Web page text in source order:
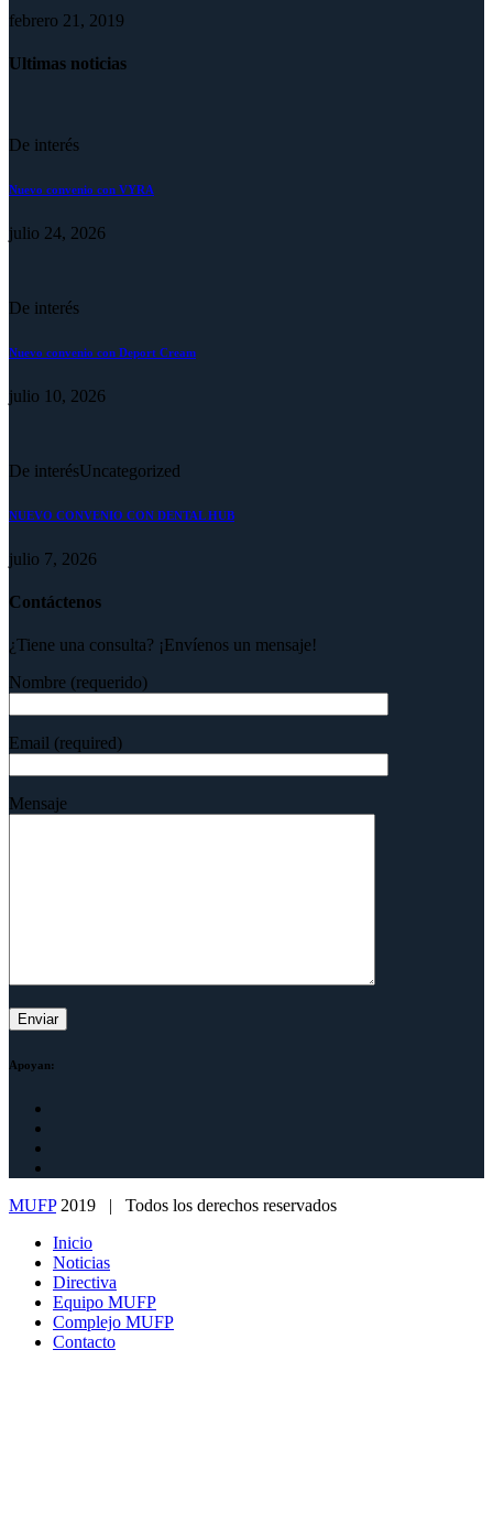
febrero 21, 2019
Ultimas noticias
De interés
Nuevo convenio con VYRA
julio 24, 2026
De interés
Nuevo convenio con Deport Cream
julio 10, 2026
De interésUncategorized
NUEVO CONVENIO CON DENTAL HUB
julio 7, 2026
Contáctenos
¿Tiene una consulta? ¡Envíenos un mensaje!
Nombre (requerido)
Email (required)
Mensaje
Apoyan:
MUFP2019 | Todos los derechos reservados
Inicio
Noticias
Directiva
Equipo MUFP
Complejo MUFP
Contacto